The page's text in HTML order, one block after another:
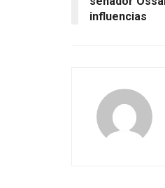
influencias